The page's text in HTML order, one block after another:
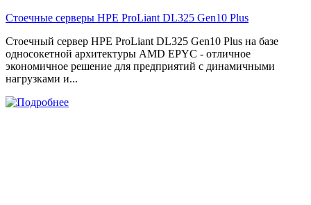
Стоечные серверы HPE ProLiant DL325 Gen10 Plus
Стоечный сервер HPE ProLiant DL325 Gen10 Plus на базе
односокетной архитектуры AMD EPYC - отличное
экономичное решение для предприятий с динамичными
нагрузками и...